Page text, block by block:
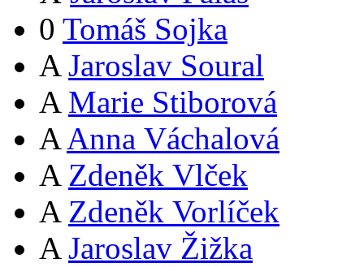
0 Tomáš Sojka
A Jaroslav Soural
A Marie Stiborová
A Anna Váchalová
A Zdeněk Vlček
A Zdeněk Vorlíček
A Jaroslav Žižka